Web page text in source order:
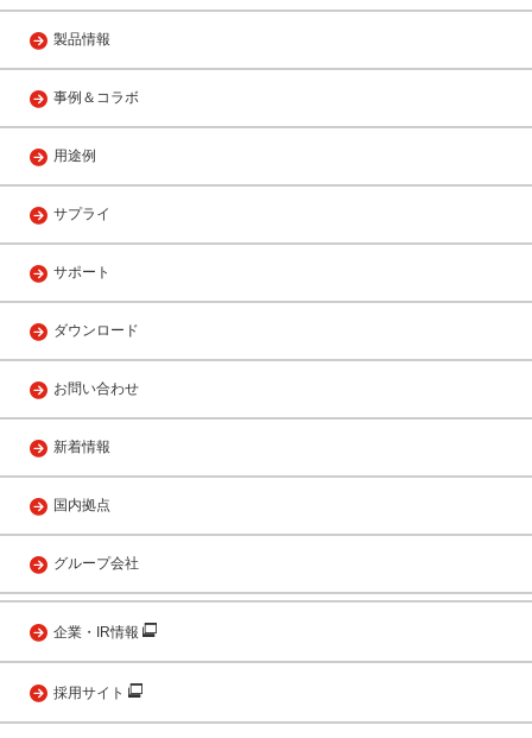
製品情報
事例＆コラボ
用途例
サプライ
サポート
ダウンロード
お問い合わせ
新着情報
国内拠点
グループ会社
企業・IR情報
採用サイト